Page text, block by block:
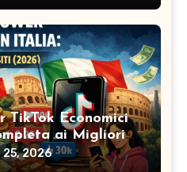
TikTok Economici
ai Migliori
25, 2026